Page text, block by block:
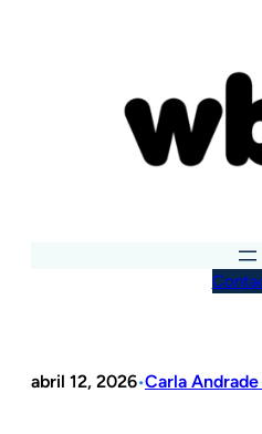
abril 12, 2026•Carla